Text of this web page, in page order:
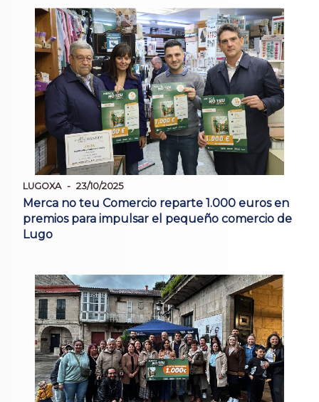
LUGOXA 23/10/2025
Merca no teu Comercio reparte 1.000 euros en
premios para impulsar el pequeño comercio de
Lugo